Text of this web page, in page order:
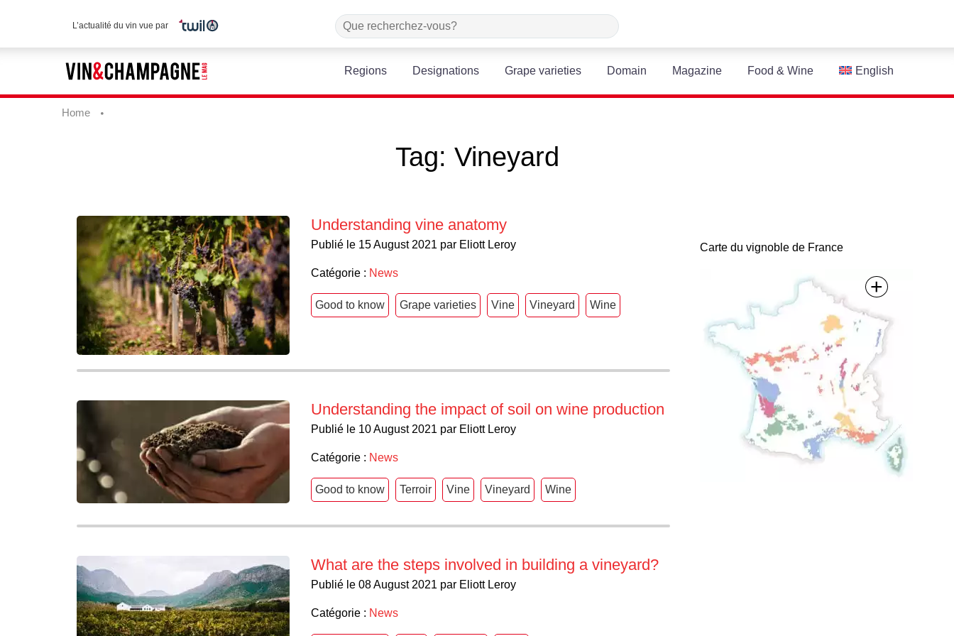
L’actualité du vin vue par
Regions Designations Grape varieties Domain Magazine Food & Wine English
Home
Tag: Vineyard
Understanding vine anatomy
Publié le 15 August 2021 par Eliott Leroy
Catégorie : News
Good to know Grape varieties Vine Vineyard Wine
Understanding the impact of soil on wine production
Publié le 10 August 2021 par Eliott Leroy
Catégorie : News
Good to know Terroir Vine Vineyard Wine
What are the steps involved in building a vineyard?
Publié le 08 August 2021 par Eliott Leroy
Catégorie : News
Carte du vignoble de France
+